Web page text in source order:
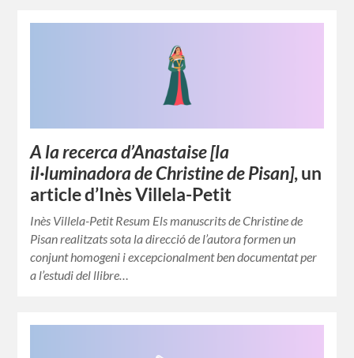
A la recerca d’Anastaise [la
il·luminadora de Christine de Pisan], un
article d’Inès Villela-Petit
Inès Villela-Petit Resum Els manuscrits de Christine de
Pisan realitzats sota la direcció de l’autora formen un
conjunt homogeni i excepcionalment ben documentat per
a l’estudi del llibre…